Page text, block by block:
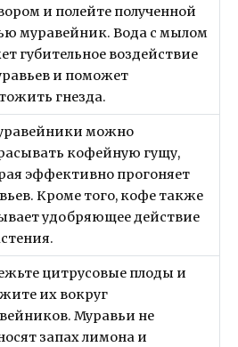
и полейте полученной
муравейник. Вода с мылом
губительное воздействие
и поможет
гнезда.
можно
кофейную гущу,
эффективно прогоняет
Кроме того, кофе также
удобряющее действие
цитрусовые плоды и
их вокруг
Муравьи не
запах лимона и